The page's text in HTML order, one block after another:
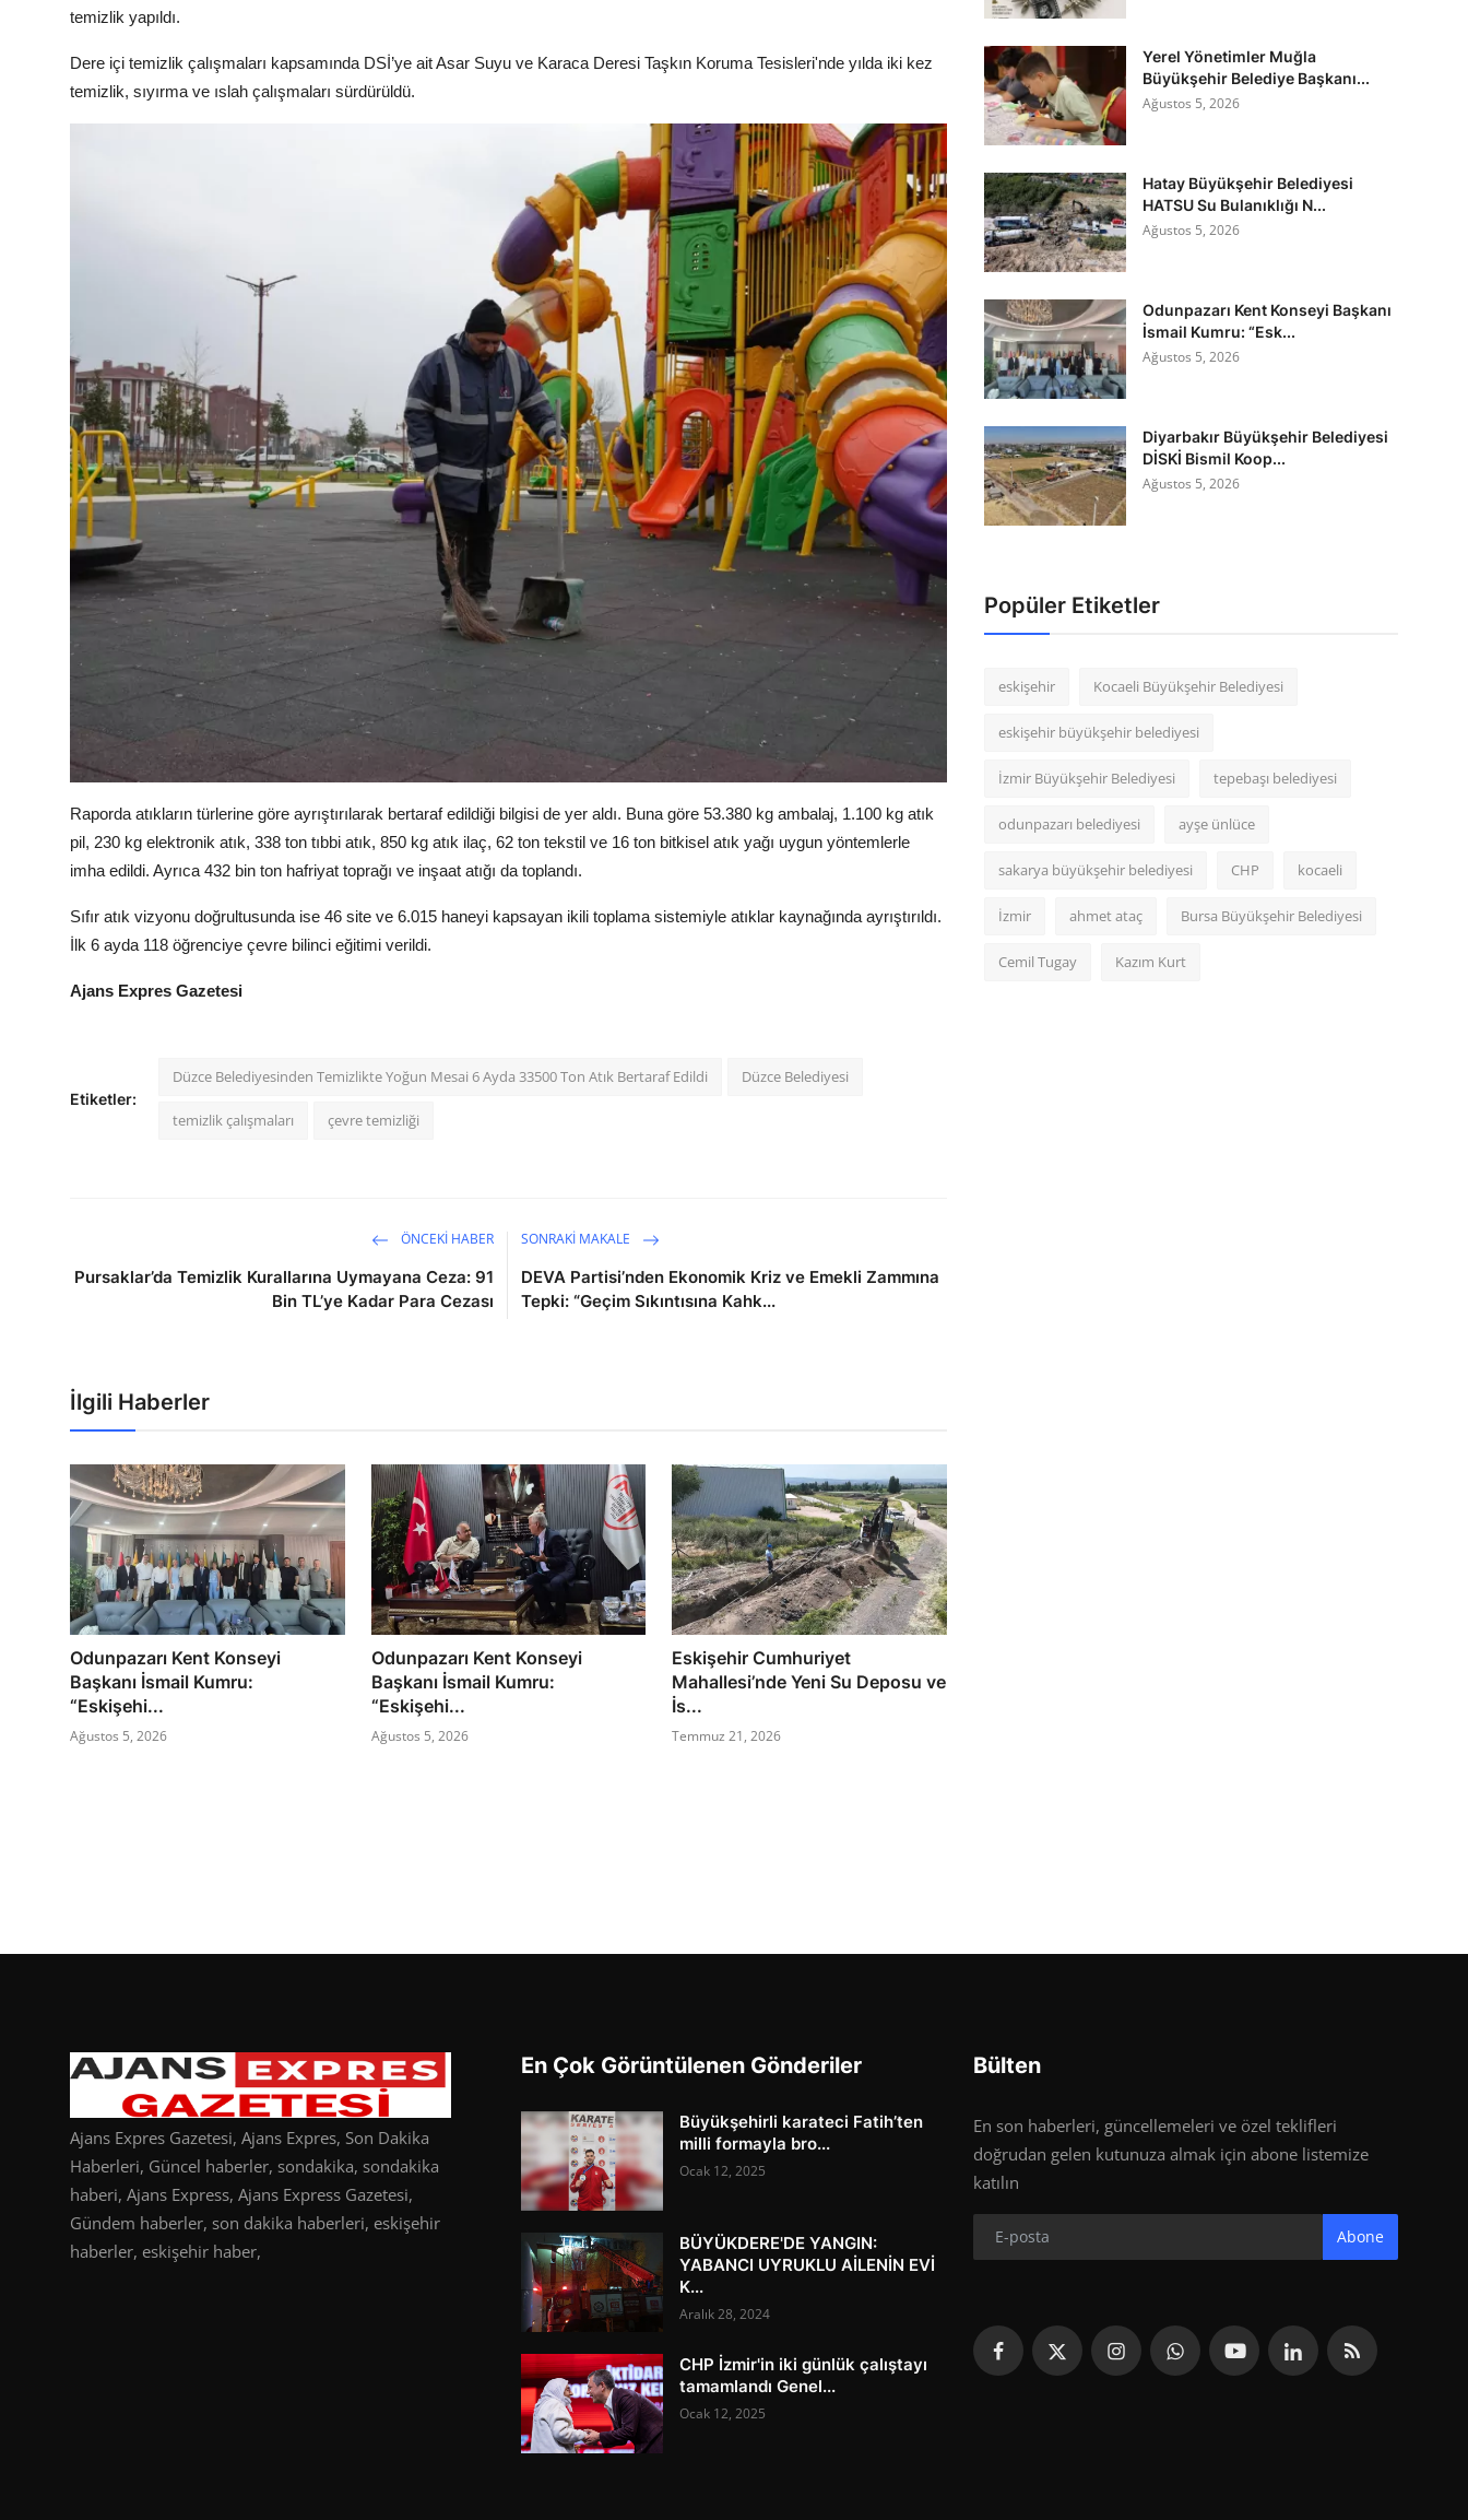
temizlik yapıldı.
Dere içi temizlik çalışmaları kapsamında DSİ’ye ait Asar Suyu ve Karaca Deresi Taşkın Koruma Tesisleri'nde yılda iki kez
temizlik, sıyırma ve ıslah çalışmaları sürdürüldü.
Raporda atıkların türlerine göre ayrıştırılarak bertaraf edildiği bilgisi de yer aldı. Buna göre 53.380 kg ambalaj, 1.100 kg atık
pil, 230 kg elektronik atık, 338 ton tıbbi atık, 850 kg atık ilaç, 62 ton tekstil ve 16 ton bitkisel atık yağı uygun yöntemlerle
imha edildi. Ayrıca 432 bin ton hafriyat toprağı ve inşaat atığı da toplandı.
Sıfır atık vizyonu doğrultusunda ise 46 site ve 6.015 haneyi kapsayan ikili toplama sistemiyle atıklar kaynağında ayrıştırıldı.
İlk 6 ayda 118 öğrenciye çevre bilinci eğitimi verildi.
Ajans Expres Gazetesi
Etiketler:
Düzce Belediyesinden Temizlikte Yoğun Mesai 6 Ayda 33500 Ton Atık Bertaraf Edildi Düzce Belediyesi
temizlik çalışmaları çevre temizliği
ÖNCEKI HABER
Pursaklar’da Temizlik Kurallarına Uymayana Ceza: 91
Bin TL’ye Kadar Para Cezası
SONRAKI MAKALE
DEVA Partisi’nden Ekonomik Kriz ve Emekli Zammına
Tepki: “Geçim Sıkıntısına Kahk...
İlgili Haberler
Odunpazarı Kent Konseyi
Başkanı İsmail Kumru:
“Eskişehi...
Ağustos 5, 2026
Odunpazarı Kent Konseyi
Başkanı İsmail Kumru:
“Eskişehi...
Ağustos 5, 2026
Eskişehir Cumhuriyet
Mahallesi’nde Yeni Su Deposu ve
İs...
Temmuz 21, 2026
Yerel Yönetimler Muğla
Büyükşehir Belediye Başkanı...
Ağustos 5, 2026
Hatay Büyükşehir Belediyesi
HATSU Su Bulanıklığı N...
Ağustos 5, 2026
Odunpazarı Kent Konseyi Başkanı
İsmail Kumru: “Esk...
Ağustos 5, 2026
Diyarbakır Büyükşehir Belediyesi
DİSKİ Bismil Koop...
Ağustos 5, 2026
Popüler Etiketler
eskişehir Kocaeli Büyükşehir Belediyesi
eskişehir büyükşehir belediyesi
İzmir Büyükşehir Belediyesi tepebaşı belediyesi
odunpazarı belediyesi ayşe ünlüce
sakarya büyükşehir belediyesi CHP kocaeli
İzmir ahmet ataç Bursa Büyükşehir Belediyesi
Cemil Tugay Kazım Kurt
Ajans Expres Gazetesi, Ajans Expres, Son Dakika
Haberleri, Güncel haberler, sondakika, sondakika
haberi, Ajans Express, Ajans Express Gazetesi,
Gündem haberler, son dakika haberleri, eskişehir
haberler, eskişehir haber,
En Çok Görüntülenen Gönderiler
Büyükşehirli karateci Fatih’ten
milli formayla bro...
Ocak 12, 2025
BÜYÜKDERE'DE YANGIN:
YABANCI UYRUKLU AİLENİN EVİ
K...
Aralık 28, 2024
CHP İzmir'in iki günlük çalıştayı
tamamlandı Genel...
Ocak 12, 2025
Bülten
En son haberleri, güncellemeleri ve özel teklifleri
doğrudan gelen kutunuza almak için abone listemize
katılın
Abone